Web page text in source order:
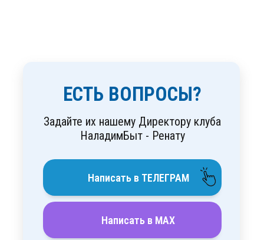
ЕСТЬ ВОПРОСЫ?
Задайте их нашему Директору клуба
НаладимБыт - Ренату
Написать в ТЕЛЕГРАМ
Написать в MAX